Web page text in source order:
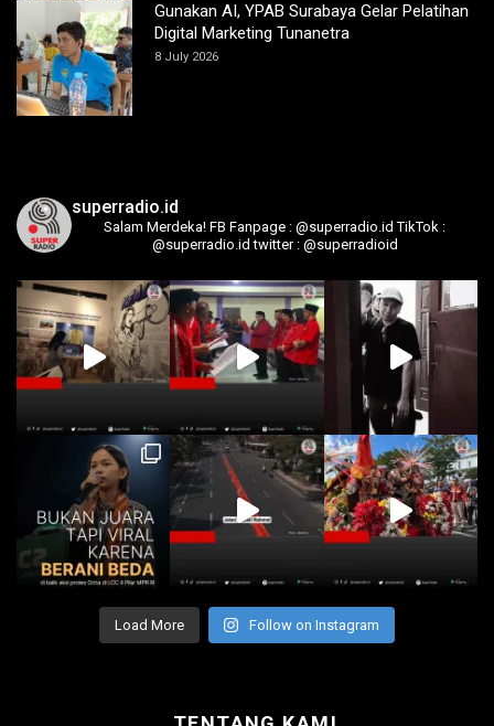
Gunakan AI, YPAB Surabaya Gelar Pelatihan
Digital Marketing Tunanetra
8 July 2026
superradio.id
Salam Merdeka! FB Fanpage : @superradio.id TikTok :
@superradio.id twitter : @superradioid
Load More Follow on Instagram